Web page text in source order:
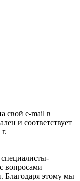
свой e-mail в
и соответствует
вопросами
Благодаря этому мы